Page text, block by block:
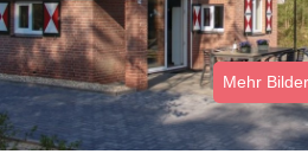
Mehr Bilder